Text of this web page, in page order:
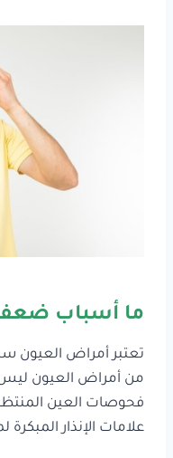
ما أسباب ضعف
تعتبر أمراض العيون
من أمراض العيون ليس
فحوصات العين
علامات الإنذار